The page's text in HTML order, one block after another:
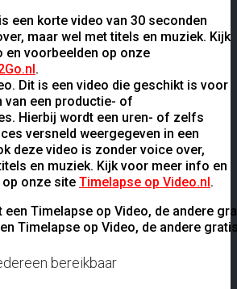
een korte video van 30 seconden
maar wel met titels en muziek. Kijk
en voorbeelden op onze
.
Dit is een video die geschikt is voor
van een productie- of
Hierbij wordt een uren- of zelfs
versneld weergegeven in een
deze video is zonder voice over,
en muziek. Kijk voor meer info en
onze site Timelapse op Video.nl.
Timelapse op Video, de andere
bereikbaar